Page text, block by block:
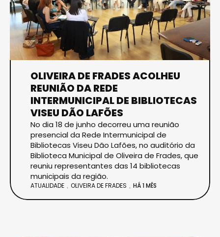
OLIVEIRA DE FRADES ACOLHEU
REUNIÃO DA REDE
INTERMUNICIPAL DE BIBLIOTECAS
VISEU DÃO LAFÕES
No dia 18 de junho decorreu uma reunião
presencial da Rede Intermunicipal de
Bibliotecas Viseu Dão Lafões, no auditório da
Biblioteca Municipal de Oliveira de Frades, que
reuniu representantes das 14 bibliotecas
municipais da região.
ATUALIDADE OLIVEIRA DE FRADES HÁ 1 MÊS